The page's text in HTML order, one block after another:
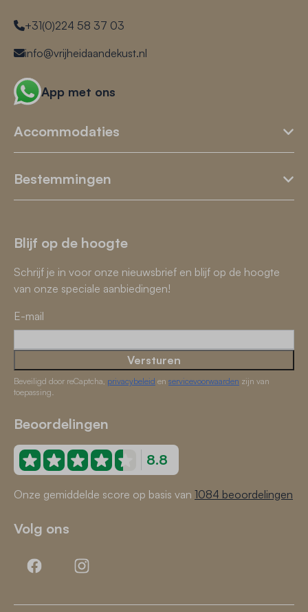
+31(0)224 58 37 03
info@vrijheidaandekust.nl
App met ons
Accommodaties
Bestemmingen
Blijf op de hoogte
Schrijf je in voor onze nieuwsbrief en blijf op de hoogte
van onze speciale aanbiedingen!
E-mail
Versturen
Beveiligd door reCaptcha, privacybeleid en servicevoorwaarden zijn van
toepassing.
Beoordelingen
8.8
Onze gemiddelde score op basis van 1084 beoordelingen
Volg ons